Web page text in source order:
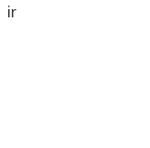
ir